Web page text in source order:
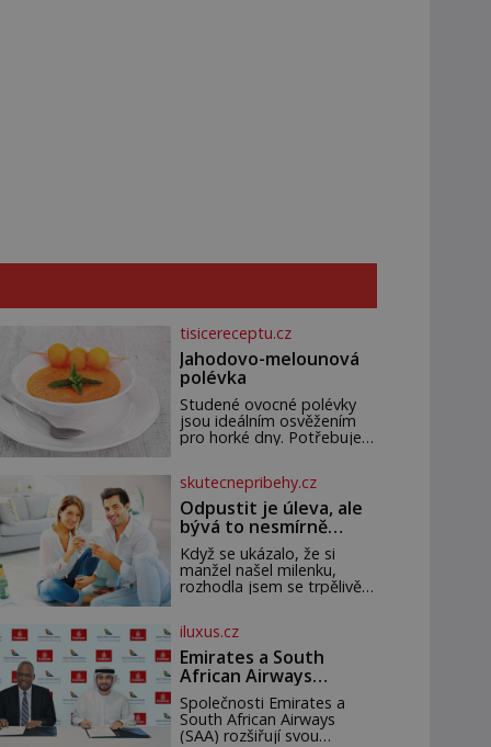
tisicereceptu.cz
Jahodovo-melounová
polévka
Studené ovocné polévky
jsou ideálním osvěžením
pro horké dny. Potřebujete
dezertního vína 50 g cukru
krystal 1 lžíci medu 200 g
zakysané sm
skutecnepribehy.cz
Odpustit je úleva, ale
bývá to nesmírně
těžké
Když se ukázalo, že si
manžel našel milenku,
rozhodla jsem se trpělivě
rodině. Možná je to jedna
z nejtěžších věcí na světě.
Ale každý, kdo s tím má
nějaké zkušenosti, se
zapřísahá, že pokud
odpustíte, znatelně se vám
uleví. Když se ke mně
iluxus.cz
Emirates a South
African Airways
rozšiřují partnerství.
Cestujícím nově
zpřístupní dalších
Společnosti Emirates a
South African Airways
(SAA) rozšiřují svou